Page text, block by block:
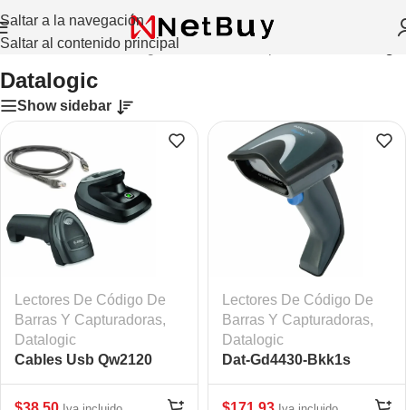
Saltar a la navegación
Saltar al contenido principal
/Lectores De Código De Barras Y Capturadoras
Datalogic
Show sidebar
Lectores De Código De
Barras Y Capturadoras,
Datalogic
Cables Usb Qw2120
Lectores De Código De
Barras Y Capturadoras,
Datalogic
Dat-Gd4430-Bkk1s